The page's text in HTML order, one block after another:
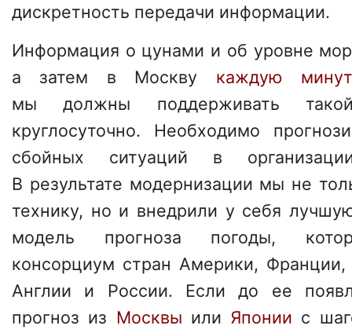
дискретность передачи информации.
Информация о цунами и об уровне
а затем в Москву каждую
мы должны поддерживать
круглосуточно. Необходимо
сбойных ситуаций в
В результате модернизации мы не
технику, но и внедрили у себя
модель прогноза погоды,
консорциум стран Америки,
Англии и России. Если до ее
прогноз из Москвы или Японии с